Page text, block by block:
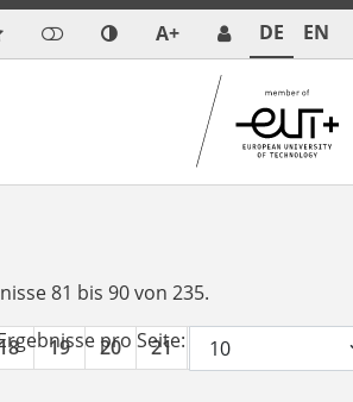
A+ DE EN
81 bis 90 von 235.
19 20 21 22
pro Seite: